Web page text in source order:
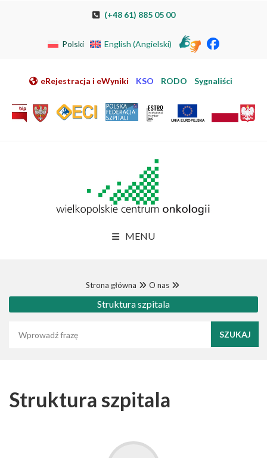
Przeskocz do nawigacji
Przejdź do mapy strony
Przejdź do elektronicznej rejestracji pacjenta
(+48 61) 885 05 00
Polski English (Angielski)
eRejestracja i eWyniki KSO RODO Sygnaliści
MENU
Strona główna O nas
Struktura szpitala
Struktura szpitala